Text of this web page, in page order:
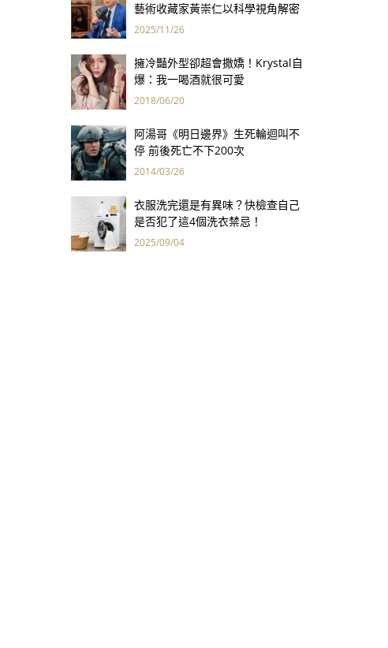
藝術收藏家黃崇仁以科學視角解密
「最年輕的蒙娜麗莎」
2025/11/26
擁冷豔外型卻超會撒嬌！Krystal自
爆：我一喝酒就很可愛
2018/06/20
阿湯哥《明日邊界》生死輪迴叫不
停 前後死亡不下200次
2014/03/26
衣服洗完還是有異味？快檢查自己
是否犯了這4個洗衣禁忌！
2025/09/04